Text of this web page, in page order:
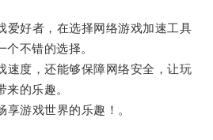
好者，在选择网络游戏加速工具
不错的选择。
度，还能够保障网络安全，让玩
的乐趣。
游戏世界的乐趣！。